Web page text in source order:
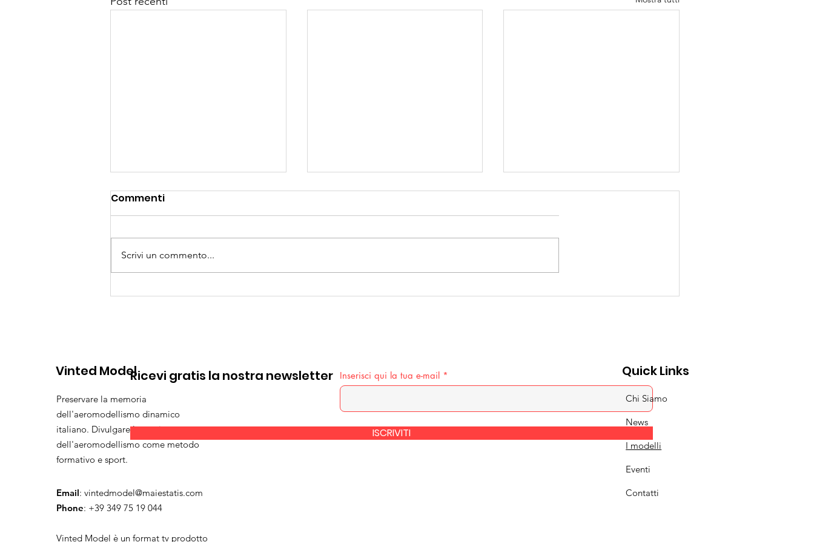
Io Benito Bertolani: colpe
Io Benito Bertolani: colpe
L'aeromodellismo di ieri
Commenti
Scrivi un commento...
Vinted Model
Preservare la memoria
dell'aeromodellismo dinamico
italiano. Divulgare la pratica
dell'aeromodellismo come metodo
formativo e sport.
Email: vintedmodel@maiestatis.com
Phone: +39 349 75 19 044
Vinted Model è un format tv prodotto
Ricevi gratis la nostra newsletter Inserisci qui la tua e-mail
ISCRIVITI
Quick Links
Chi Siamo
News
I modelli
Eventi
Contatti